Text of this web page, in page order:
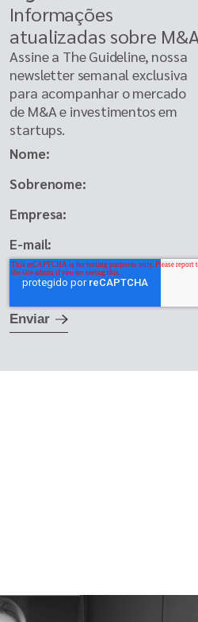
Informações
atualizadas sobre
Assine a The Guideline, nossa
newsletter semanal exclusiva
para acompanhar o mercado
de M&A e investimentos em
startups.
Nome
Sobrenome
Empresa
E-mail